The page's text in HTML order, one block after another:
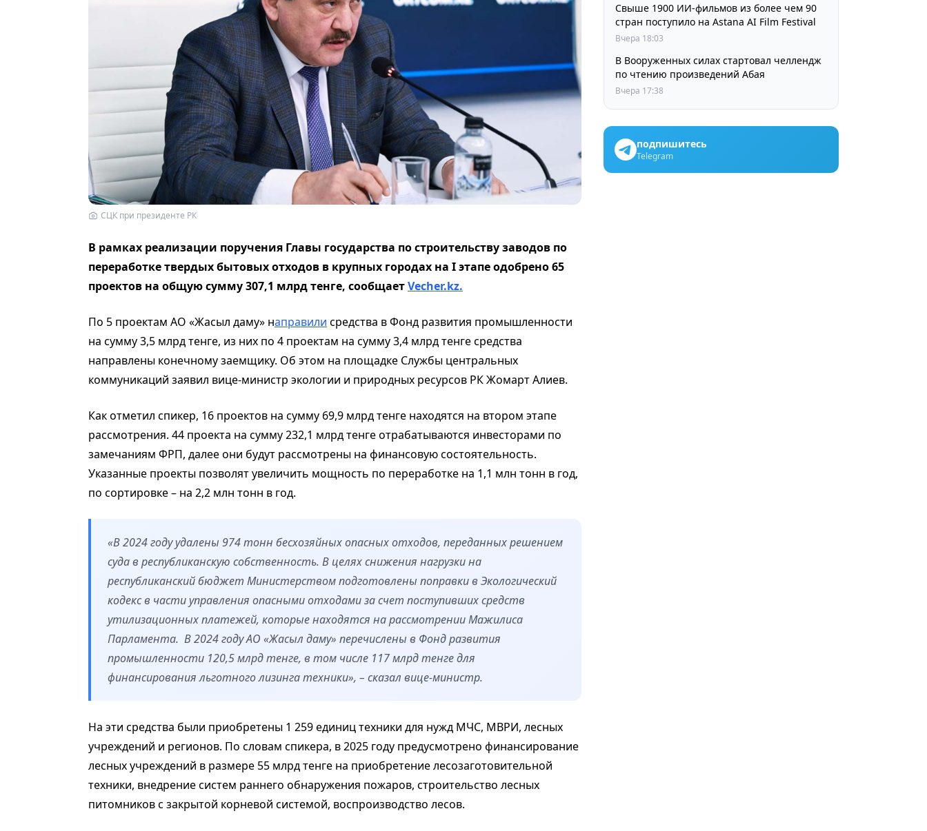
СЦК при президенте РК
В рамках реализации поручения Главы государства по строительству заводов по
переработке твердых бытовых отходов в крупных городах на I этапе одобрено 65
проектов на общую сумму 307,1 млрд тенге, сообщаетVecher.kz.
По 5 проектам АО «Жасыл даму» направили средства в Фонд развития промышленности
на сумму 3,5 млрд тенге, из них по 4 проектам на сумму 3,4 млрд тенге средства
направлены конечному заемщику. Об этом на площадке Службы центральных
коммуникаций заявил вице-министр экологии и природных ресурсов РК Жомарт Алиев.
Как отметил спикер, 16 проектов на сумму 69,9 млрд тенге находятся на втором этапе
рассмотрения. 44 проекта на сумму 232,1 млрд тенге отрабатываются инвесторами по
замечаниям ФРП, далее они будут рассмотрены на финансовую состоятельность.
Указанные проекты позволят увеличить мощность по переработке на 1,1 млн тонн в год,
по сортировке – на 2,2 млн тонн в год.
«В 2024 году удалены 974 тонн бесхозяйных опасных отходов, переданных решением
суда в республиканскую собственность. В целях снижения нагрузки на
республиканский бюджет Министерством подготовлены поправки в Экологический
кодекс в части управления опасными отходами за счет поступивших средств
утилизационных платежей, которые находятся на рассмотрении Мажилиса
Парламента. В 2024 году АО «Жасыл даму» перечислены в Фонд развития
промышленности 120,5 млрд тенге, в том числе 117 млрд тенге для
финансирования льготного лизинга техники», – сказал вице-министр.
На эти средства были приобретены 1 259 единиц техники для нужд МЧС, МВРИ, лесных
учреждений и регионов. По словам спикера, в 2025 году предусмотрено финансирование
лесных учреждений в размере 55 млрд тенге на приобретение лесозаготовительной
техники, внедрение систем раннего обнаружения пожаров, строительство лесных
питомников с закрытой корневой системой, воспроизводство лесов.
Свыше 1900 ИИ-фильмов из более чем 90
стран поступило на Astana AI Film Festival
Вчера 18:03
В Вооруженных силах стартовал челлендж
по чтению произведений Абая
Вчера 17:38
подпишитесь
Telegram